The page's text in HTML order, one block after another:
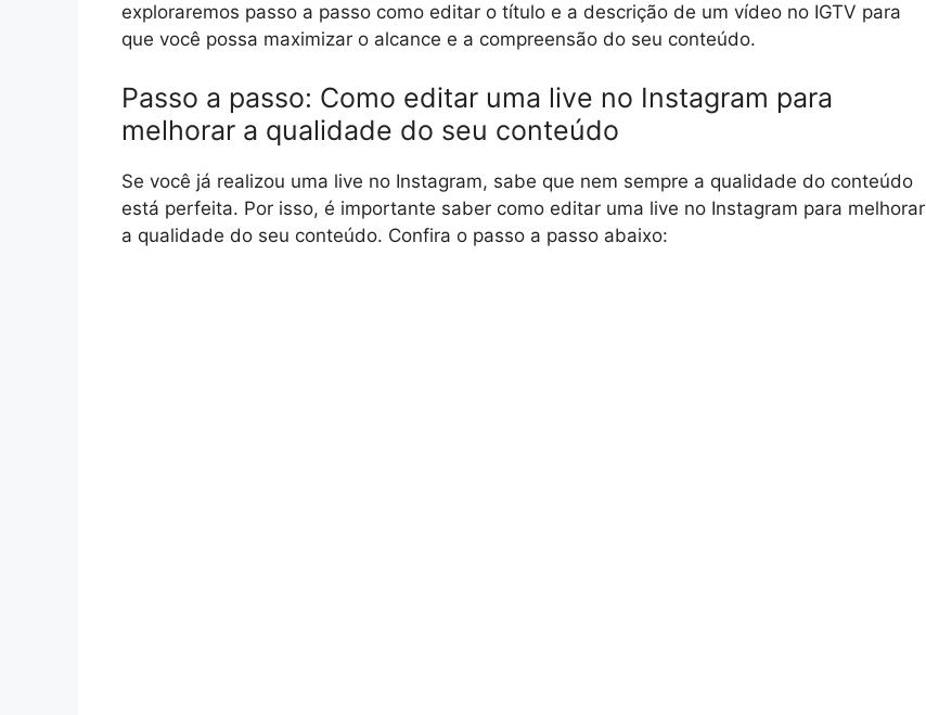
exploraremos passo a passo como editar o título e a descrição de um vídeo no IGTV para
que você possa maximizar o alcance e a compreensão do seu conteúdo.
Passo a passo: Como editar uma live no Instagram para
melhorar a qualidade do seu conteúdo
Se você já realizou uma live no Instagram, sabe que nem sempre a qualidade do conteúdo
está perfeita. Por isso, é importante saber como editar uma live no Instagram para melhorar
a qualidade do seu conteúdo. Confira o passo a passo abaixo: